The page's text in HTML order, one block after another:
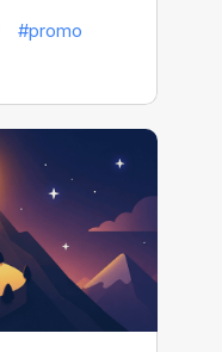
#promo